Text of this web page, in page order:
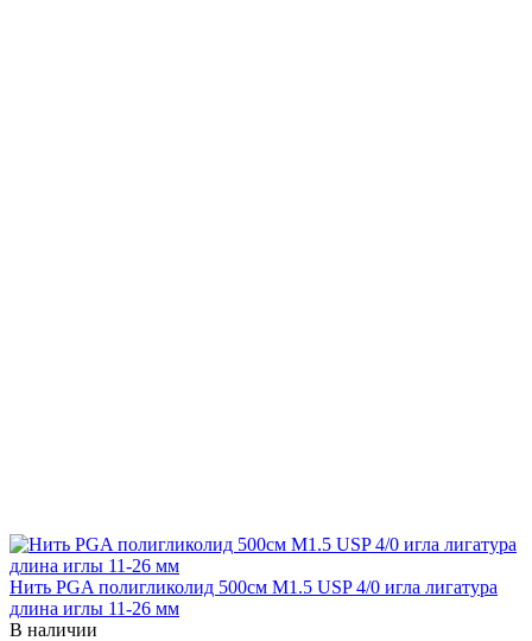
Нить PGA полигликолид 500см М1.5 USP 4/0 игла лигатура
длина иглы 11-26 мм
В наличии